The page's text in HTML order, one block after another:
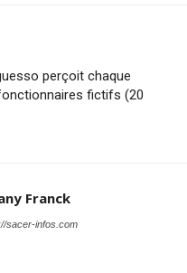
perçoit chaque
fictifs (20
Franck
sacer-infos.com